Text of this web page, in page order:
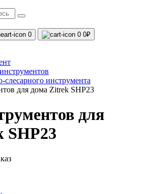
0 0 0₽
слесарного инструмента
для дома Zitrek SHP23
для
SHP23